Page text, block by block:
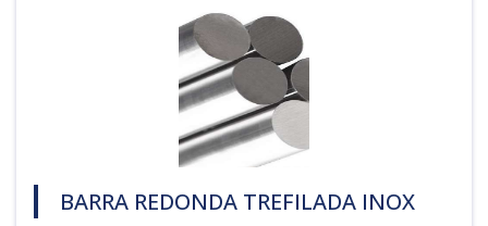
BARRA REDONDA TREFILADA INOX